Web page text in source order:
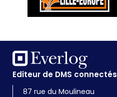
Editeur de DMS connectés
87 rue du Moulineau